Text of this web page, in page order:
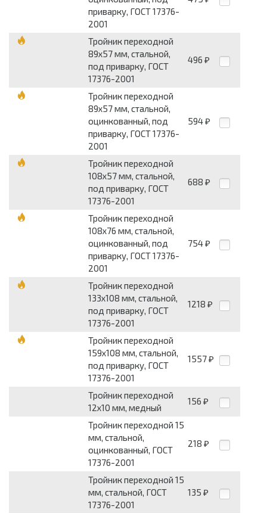
приварку, ГОСТ 17376-
2001
Тройник переходной
89x57 мм, стальной,
под приварку, ГОСТ
17376-2001
496 ₽
Тройник переходной
89x57 мм, стальной,
оцинкованный, под
приварку, ГОСТ 17376-
2001
594 ₽
Тройник переходной
108x57 мм, стальной,
под приварку, ГОСТ
17376-2001
688 ₽
Тройник переходной
108x76 мм, стальной,
оцинкованный, под
приварку, ГОСТ 17376-
2001
754 ₽
Тройник переходной
133x108 мм, стальной,
под приварку, ГОСТ
17376-2001
1218 ₽
Тройник переходной
159x108 мм, стальной,
под приварку, ГОСТ
17376-2001
1557 ₽
Тройник переходной
12x10 мм, медный
156 ₽
Тройник переходной 15
мм, стальной,
оцинкованный, ГОСТ
17376-2001
218 ₽
Тройник переходной 15
мм, стальной, ГОСТ
17376-2001
135 ₽